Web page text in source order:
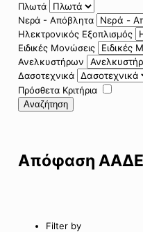
Πλωτά
Νερά - Απόβλητα
Ηλεκτρονικός Εξοπλισμός
Ειδικές Μονώσεις
Ανελκυστήρων
Δασοτεχνικά
Πρόσθετα Κριτήρια
Αναζήτηση
Απόφαση
Filter by